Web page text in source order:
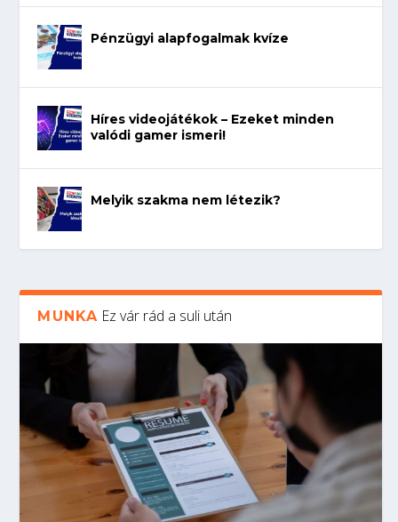
Pénzügyi alapfogalmak kvíze
Híres videojátékok – Ezeket minden
valódi gamer ismeri!
Melyik szakma nem létezik?
MUNKA Ez vár rád a suli után